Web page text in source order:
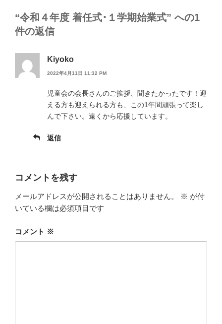
“令和４年度 着任式･１学期始業式” への1
件の返信
Kiyoko
2022年4月11日 11:32 PM
児童会の会長さんのご挨拶、聞きたかったです！迎
える方も迎えられる方も、この1年間頑張って楽し
んで下さい。遠くから応援しています。
返信
コメントを残す
メールアドレスが公開されることはありません。 ※ が付
いている欄は必須項目です
コメント ※